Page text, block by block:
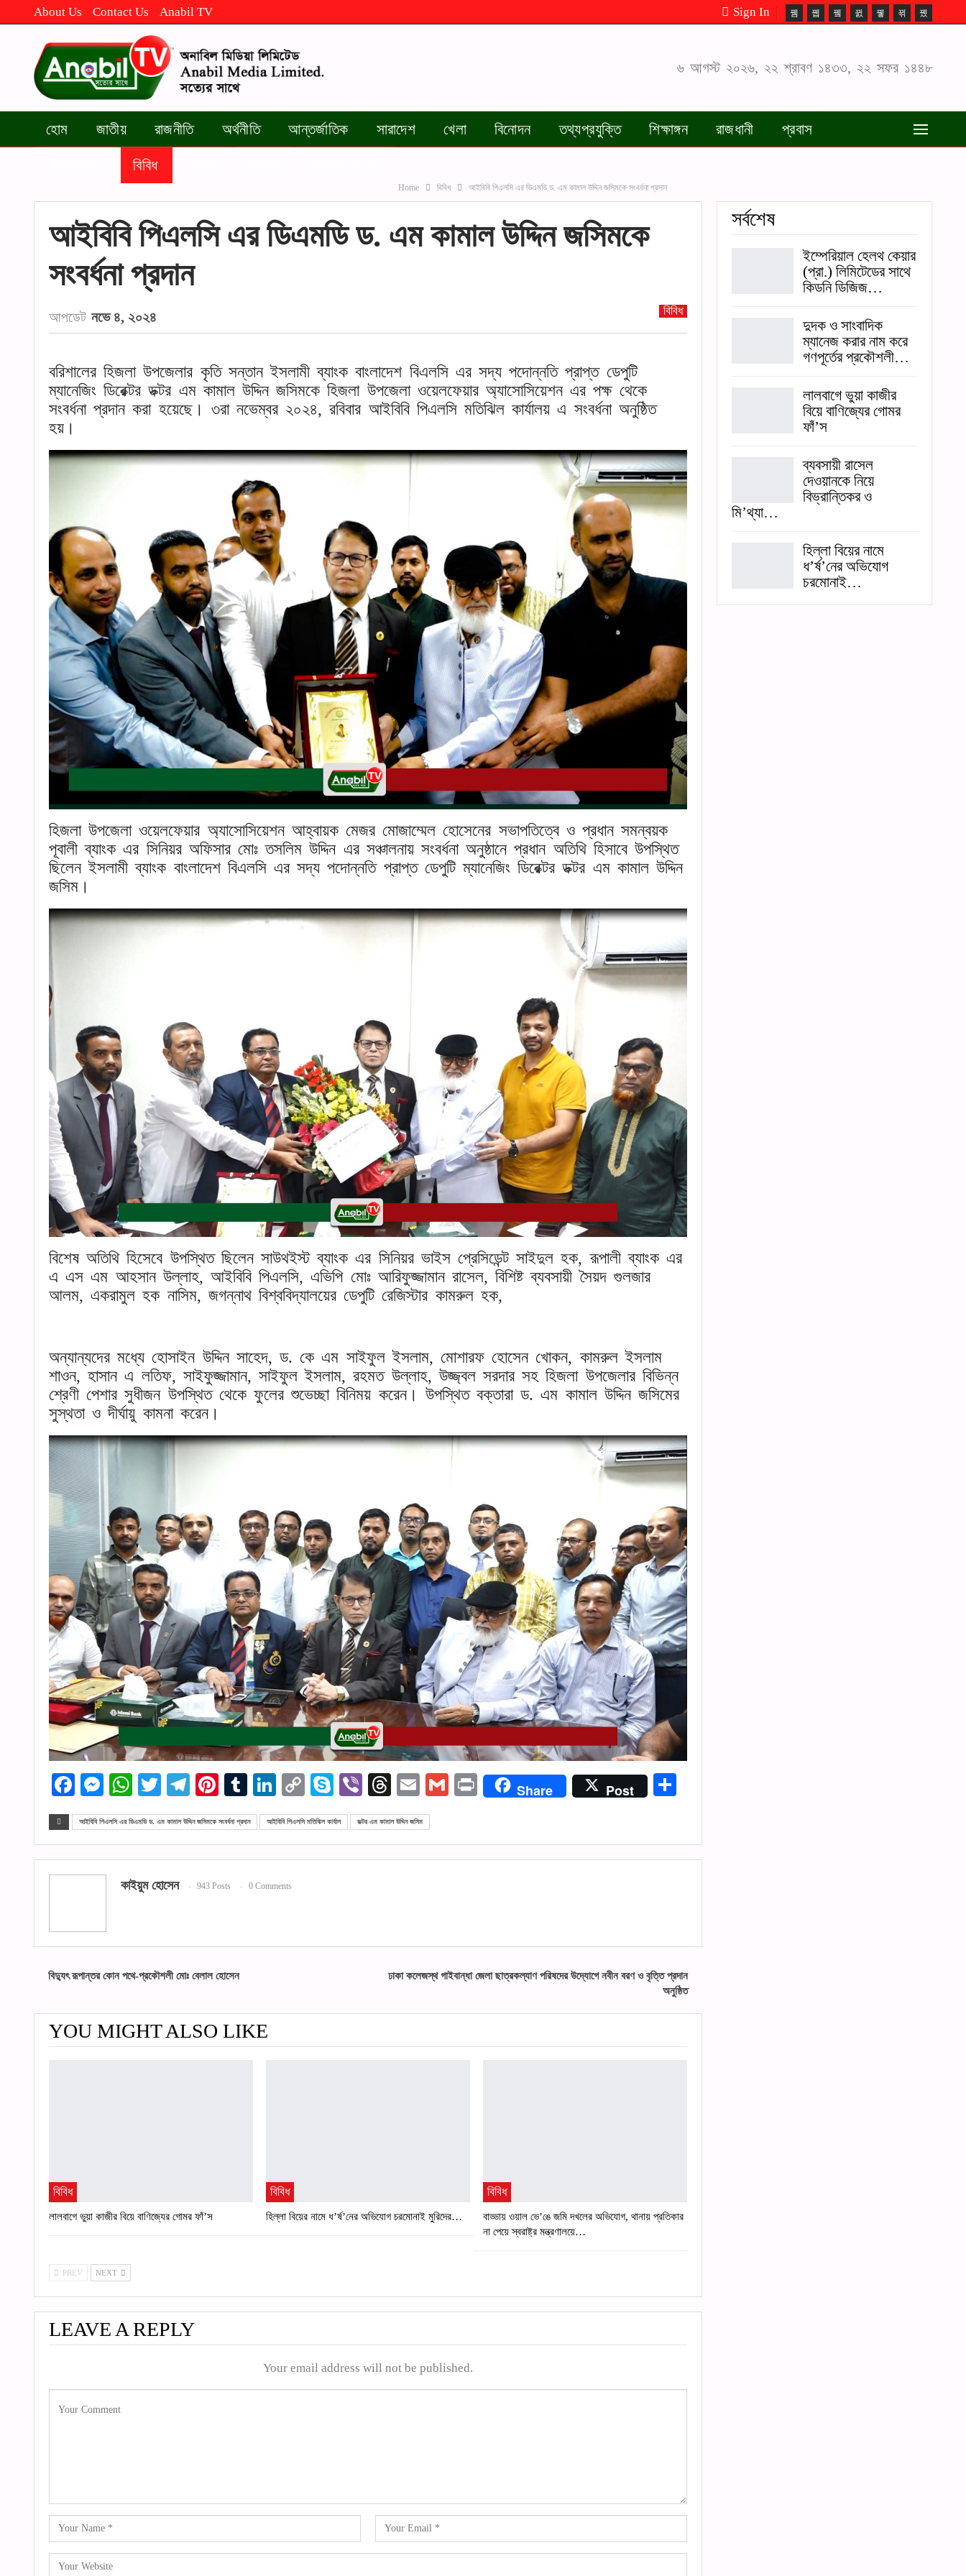
Sign In
About Us Contact Us Anabil TV
৬ আগস্ট ২০২৬, ২২ শ্রাবণ ১৪৩৩, ২২ সফর ১৪৪৮
হোম জাতীয় রাজনীতি অর্থনীতি আন্তর্জাতিক সারাদেশ খেলা বিনোদন তথ্যপ্রযুক্তি শিক্ষাঙ্গন রাজধানী প্রবাস
বিবিধ
Home বিবিধ আইবিবি পিএলসি এর ডিএমডি ড. এম কামাল উদ্দিন জসিমকে সংবর্ধনা প্রদান
আইবিবি পিএলসি এর ডিএমডি ড. এম কামাল উদ্দিন জসিমকে
সংবর্ধনা প্রদান
বিবিধ
আপডেট নভে ৪, ২০২৪
বরিশালের হিজলা উপজেলার কৃতি সন্তান ইসলামী ব্যাংক বাংলাদেশ বিএলসি এর সদ্য পদোন্নতি প্রাপ্ত ডেপুটি
ম্যানেজিং ডিরেক্টর ডক্টর এম কামাল উদ্দিন জসিমকে হিজলা উপজেলা ওয়েলফেয়ার অ্যাসোসিয়েশন এর পক্ষ থেকে
সংবর্ধনা প্রদান করা হয়েছে। ৩রা নভেম্বর ২০২৪, রবিবার আইবিবি পিএলসি মতিঝিল কার্যালয় এ সংবর্ধনা অনুষ্ঠিত
হয়।
হিজলা উপজেলা ওয়েলফেয়ার অ্যাসোসিয়েশন আহ্বায়ক মেজর মোজাম্মেল হোসেনের সভাপতিত্বে ও প্রধান সমন্বয়ক
পূবালী ব্যাংক এর সিনিয়র অফিসার মোঃ তসলিম উদ্দিন এর সঞ্চালনায় সংবর্ধনা অনুষ্ঠানে প্রধান অতিথি হিসাবে উপস্থিত
ছিলেন ইসলামী ব্যাংক বাংলাদেশ বিএলসি এর সদ্য পদোন্নতি প্রাপ্ত ডেপুটি ম্যানেজিং ডিরেক্টর ডক্টর এম কামাল উদ্দিন
জসিম।
বিশেষ অতিথি হিসেবে উপস্থিত ছিলেন সাউথইস্ট ব্যাংক এর সিনিয়র ভাইস প্রেসিডেন্ট সাইদুল হক, রূপালী ব্যাংক এর
এ এস এম আহসান উল্লাহ, আইবিবি পিএলসি, এভিপি মোঃ আরিফুজ্জামান রাসেল, বিশিষ্ট ব্যবসায়ী সৈয়দ গুলজার
আলম, একরামুল হক নাসিম, জগন্নাথ বিশ্ববিদ্যালয়ের ডেপুটি রেজিস্টার কামরুল হক,
অন্যান্যদের মধ্যে হোসাইন উদ্দিন সাহেদ, ড. কে এম সাইফুল ইসলাম, মোশারফ হোসেন খোকন, কামরুল ইসলাম
শাওন, হাসান এ লতিফ, সাইফুজ্জামান, সাইফুল ইসলাম, রহমত উল্লাহ, উজ্জ্বল সরদার সহ হিজলা উপজেলার বিভিন্ন
শ্রেণী পেশার সুধীজন উপস্থিত থেকে ফুলের শুভেচ্ছা বিনিময় করেন। উপস্থিত বক্তারা ড. এম কামাল উদ্দিন জসিমের
সুস্থতা ও দীর্ঘায়ু কামনা করেন।
Facebook
Messenger
WhatsApp
TwitterTelegram
Pinterest
Tumblr
LinkedIn
Copy
Link
SkypeViberThreads
EmailGmail
PrintShare Post
আইবিবি পিএলসি এর ডিএমডি ড. এম কামাল উদ্দিন জসিমকে সংবর্ধনা প্রদান আইবিবি পিএলসি মতিঝিল কার্যাল ডক্টর এম কামাল উদ্দিন জসিম
কাইয়ুম হোসেন 943 Posts 0 Comments
বিদ্যুৎ রূপান্তর কোন পথে-প্রকৌশলী মোঃ বেলাল হোসেন
ঢাকা কলেজস্থ গাইবান্ধা জেলা ছাত্রকল্যাণ পরিষদের উদ্যোগে নবীন বরণ ও বৃত্তি প্রদান
অনুষ্ঠিত
YOU MIGHT ALSO LIKE
বিবিধ
লালবাগে ভুয়া কাজীর বিয়ে বাণিজ্যের গোমর ফাঁ’স
বিবিধ
হিল্লা বিয়ের নামে ধ’র্ষ’নের অভিযোগ চরমোনাই মুরিদের…
বিবিধ
বাড্ডায় ওয়াল ভে’ঙে জমি দখলের অভিযোগ, থানায় প্রতিকার
না পেয়ে স্বরাষ্ট্র মন্ত্রণালয়ে…
PREV NEXT
LEAVE A REPLY
Your email address will not be published.
সর্বশেষ
ইম্পেরিয়াল হেলথ কেয়ার
(প্রা.) লিমিটেডের সাথে
কিডনি ডিজিজ…
দুদক ও সাংবাদিক
ম্যানেজ করার নাম করে
গণপূর্তের প্রকৌশলী…
লালবাগে ভুয়া কাজীর
বিয়ে বাণিজ্যের গোমর
ফাঁ’স
ব্যবসায়ী রাসেল
দেওয়ানকে নিয়ে
বিভ্রান্তিকর ও
মি’থ্যা…
হিল্লা বিয়ের নামে
ধ’র্ষ’নের অভিযোগ
চরমোনাই…